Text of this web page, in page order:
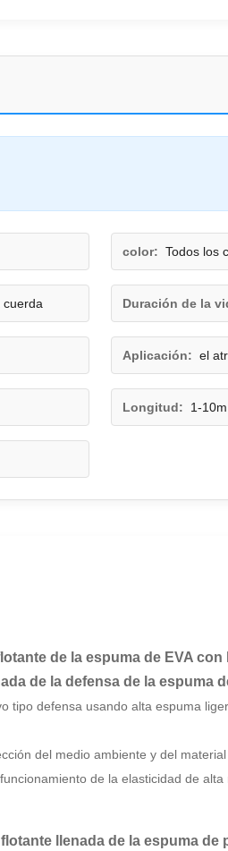
color: Todos los
cuerda Duración de la
Aplicación: el
Longitud: 1-10m
de la espuma de EVA
de la defensa de la espuma
tipo defensa usando alta espuma
del medio ambiente y del
de la elasticidad de
llenada de la espuma de